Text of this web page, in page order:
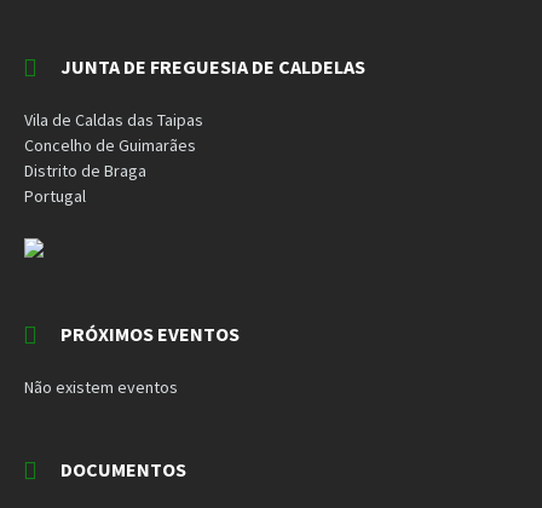
JUNTA DE FREGUESIA DE CALDELAS
Vila de Caldas das Taipas
Concelho de Guimarães
Distrito de Braga
Portugal
PRÓXIMOS EVENTOS
Não existem eventos
DOCUMENTOS